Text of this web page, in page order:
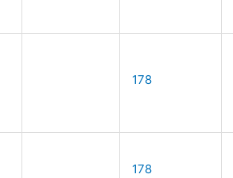
178
178